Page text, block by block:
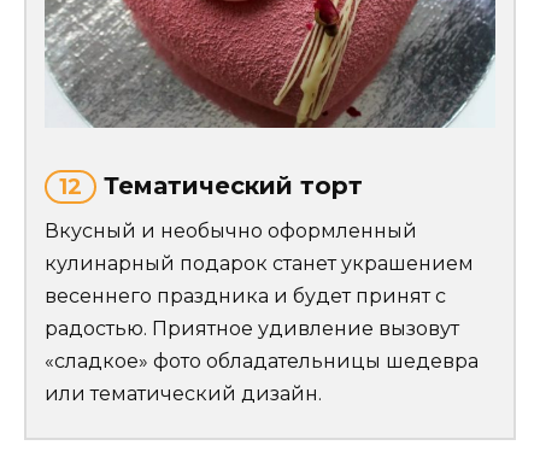
12 Тематический торт
Вкусный и необычно оформленный
кулинарный подарок станет украшением
весеннего праздника и будет принят с
радостью. Приятное удивление вызовут
«сладкое» фото обладательницы шедевра
или тематический дизайн.